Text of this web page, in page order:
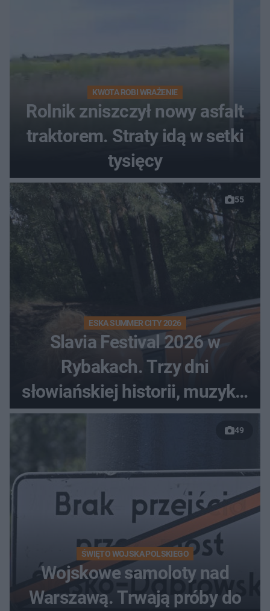
KWOTA ROBI WRAŻENIE
Rolnik zniszczył nowy asfalt
traktorem. Straty idą w setki
tysięcy
55
ESKA SUMMER CITY 2026
Slavia Festival 2026 w
Rybakach. Trzy dni
słowiańskiej historii, muzyki i
relaksu nad Jeziorem
49
ŚWIĘTO WOJSKA POLSKIEGO
Wojskowe samoloty nad
Warszawą. Trwają próby do